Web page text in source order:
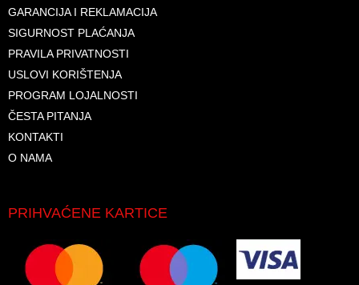
GARANCIJA I REKLAMACIJA
SIGURNOST PLAĆANJA
PRAVILA PRIVATNOSTI
USLOVI KORIŠTENJA
PROGRAM LOJALNOSTI
ČESTA PITANJA
KONTAKTI
O NAMA
PRIHVAĆENE KARTICE